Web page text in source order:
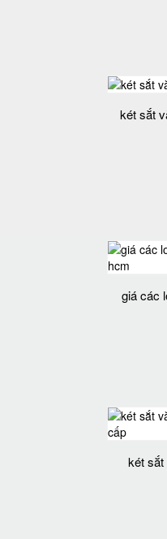
két sắt
giá các
két sắt